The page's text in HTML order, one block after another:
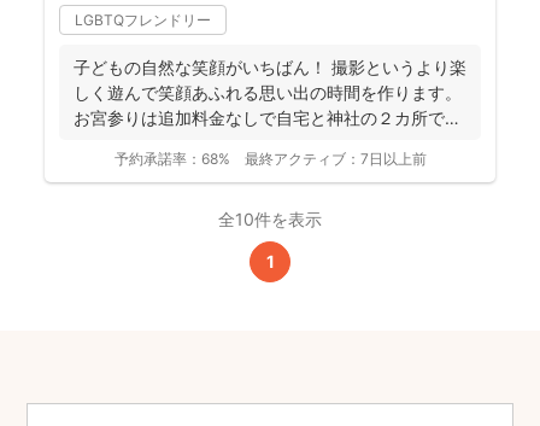
LGBTQフレンドリー
子どもの自然な笑顔がいちばん！ 撮影というより楽
しく遊んで笑顔あふれる思い出の時間を作ります。
お宮参りは追加料金なしで自宅と神社の２カ所で撮
予約承諾率： 68% 最終アクティブ： 7日以上前
全10件を表示
1